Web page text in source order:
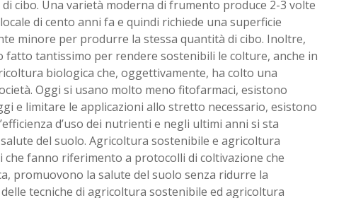
cibo. Una varietà moderna di frumento produce 2-3 volte
di cento anni fa e quindi richiede una superficie
minore per produrre la stessa quantità di cibo. Inoltre,
fatto tantissimo per rendere sostenibili le colture, anche in
biologica che, oggettivamente, ha colto una
Oggi si usano molto meno fitofarmaci, esistono
e limitare le applicazioni allo stretto necessario, esistono
d’uso dei nutrienti e negli ultimi anni si sta
del suolo. Agricoltura sostenibile e agricoltura
fanno riferimento a protocolli di coltivazione che
promuovono la salute del suolo senza ridurre la
tecniche di agricoltura sostenibile ed agricoltura